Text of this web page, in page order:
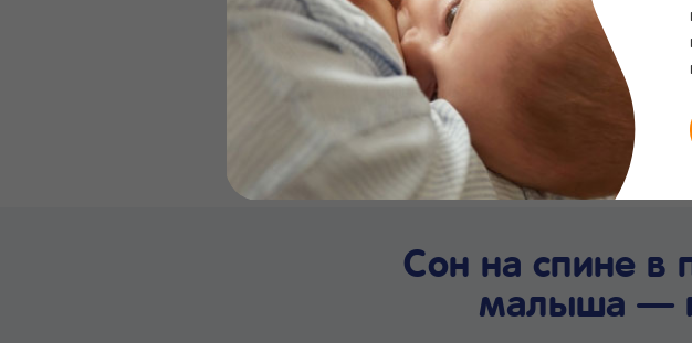
Бейбимания Что нового
Сон на спине
малыша —